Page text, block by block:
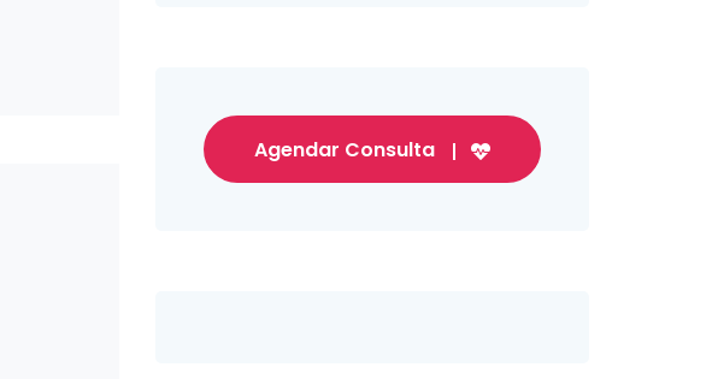
Agendar Consulta